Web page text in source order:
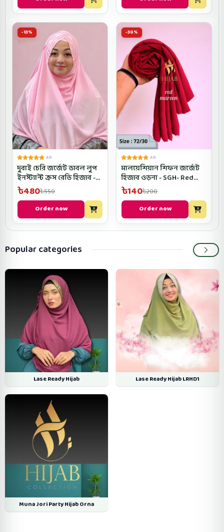
-13%
4.9
দুবাই চেরি জর্জেট ডাবল লুপ
ইনস্ট্যান্ট ক্রস রেডি হিজাব -
D6CROSRH - Baby Pink
Color
৳480৳550
Order now
-30%
4.9
মালয়েশিয়ান শিফন জর্জেট
হিজাব ওড়না - SGH- Red
Maroon Color
৳140৳200
Order now
Popular categories
Lase Ready Hijab Lase Ready Hijab LRHD1
Muna Jori Party Hijab Orna